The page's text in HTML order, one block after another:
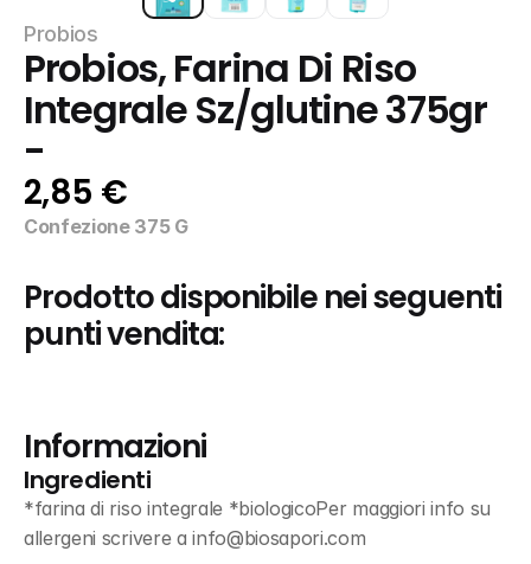
Probios
Probios, Farina Di Riso
Integrale Sz/glutine 375gr
-
2,85 €
Confezione 375 G
Prodotto disponibile nei seguenti
punti vendita:
Informazioni
Ingredienti
*farina di riso integrale *biologicoPer maggiori info su
allergeni scrivere a info@biosapori.com